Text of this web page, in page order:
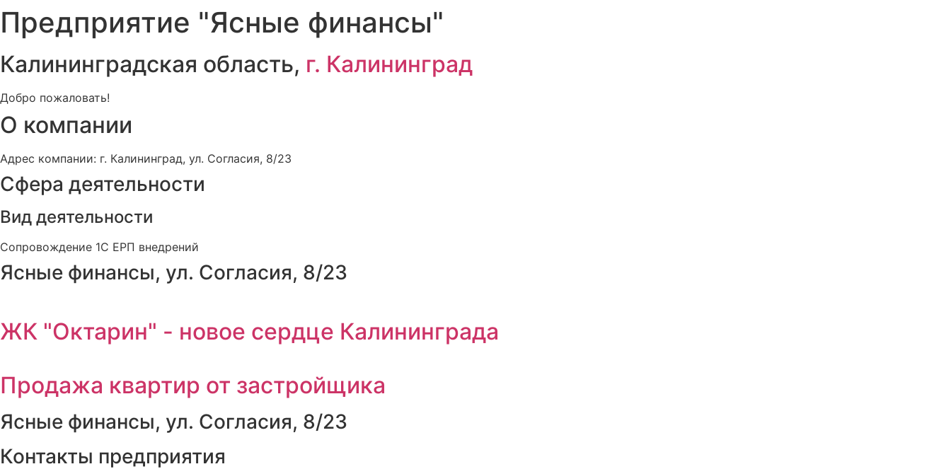
Предприятие "Ясные финансы"
Калининградская область, г. Калининград
Добро пожаловать!
О компании
Адрес компании: г. Калининград, ул. Согласия, 8/23
Сфера деятельности
Вид деятельности
Сопровождение 1С ЕРП внедрений
Ясные финансы, ул. Согласия, 8/23
ЖК "Октарин" - новое сердце Калининграда
Продажа квартир от застройщика
Ясные финансы, ул. Согласия, 8/23
Контакты предприятия